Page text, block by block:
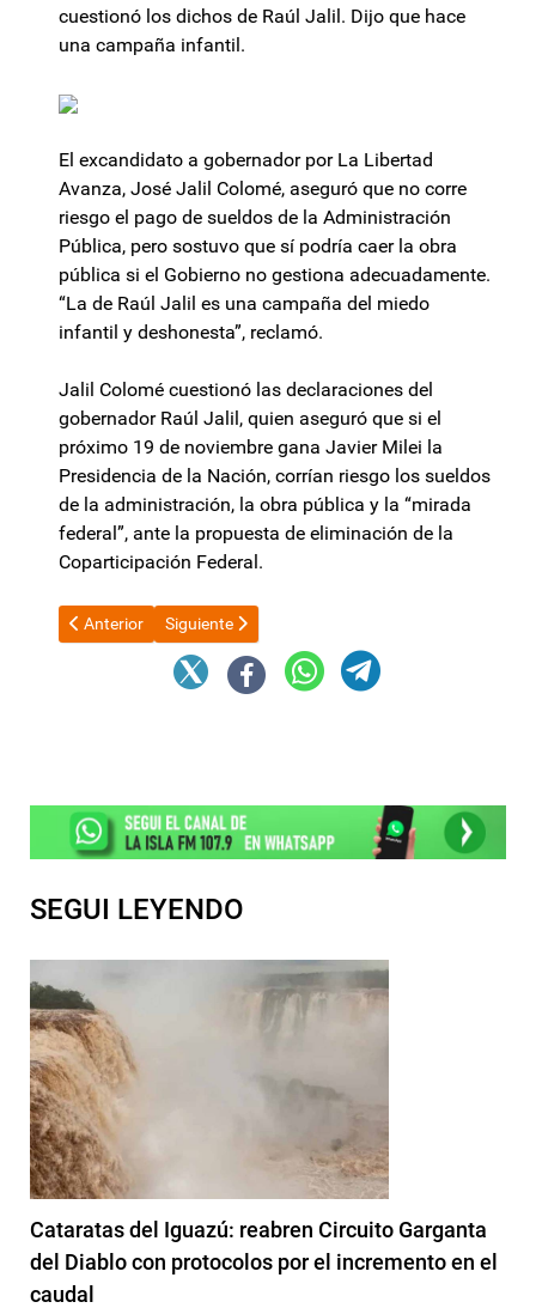
cuestionó los dichos de Raúl Jalil. Dijo que hace
una campaña infantil.
El excandidato a gobernador por La Libertad
Avanza, José Jalil Colomé, aseguró que no corre
riesgo el pago de sueldos de la Administración
Pública, pero sostuvo que sí podría caer la obra
pública si el Gobierno no gestiona adecuadamente.
“La de Raúl Jalil es una campaña del miedo
infantil y deshonesta”, reclamó.
Jalil Colomé cuestionó las declaraciones del
gobernador Raúl Jalil, quien aseguró que si el
próximo 19 de noviembre gana Javier Milei la
Presidencia de la Nación, corrían riesgo los sueldos
de la administración, la obra pública y la “mirada
federal”, ante la propuesta de eliminación de la
Coparticipación Federal.
Artículo anterior: El Gobierno garantiza el crédito para gastos
Anterior Artículo siguiente: El Gobernador se reunió con el
Siguiente
SEGUI LEYENDO
Cataratas del Iguazú: reabren Circuito Garganta
del Diablo con protocolos por el incremento en el
caudal